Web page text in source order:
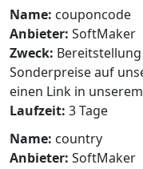
Name: couponcode
Anbieter: SoftMaker
Zweck:
Sonderpreise auf
einen Link in
Laufzeit: 3 Tage
Name: country
Anbieter: SoftMaker